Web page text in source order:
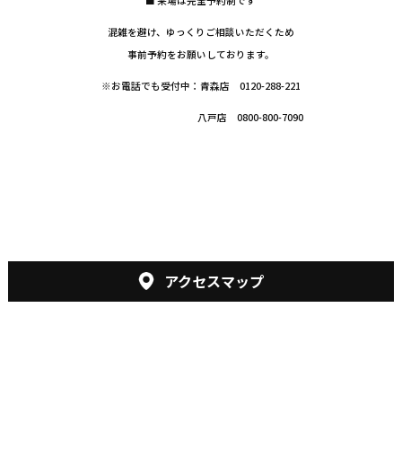
混雑を避け、ゆっくりご相談いただくため
事前予約をお願いしております。
※お電話でも受付中：青森店 0120-288-221
八戸店 0800-800-7090
アクセスマップ